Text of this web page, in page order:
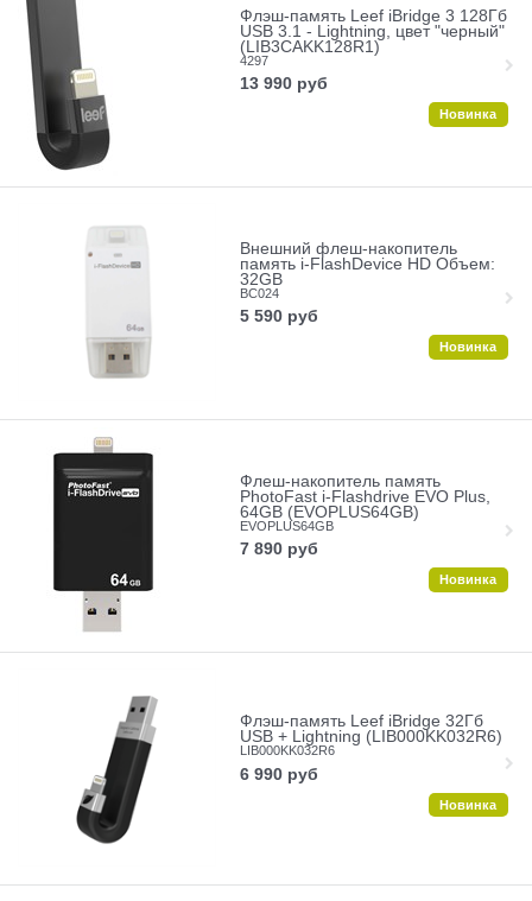
Флэш-память Leef iBridge 3 128Гб
USB 3.1 - Lightning, цвет "черный"
(LIB3CAKK128R1)
4297
13 990 руб
Новинка
Внешний флеш-накопитель
память i-FlashDevice HD Объем:
32GB
BC024
5 590 руб
Новинка
Флеш-накопитель память
PhotoFast i-Flashdrive EVO Plus,
64GB (EVOPLUS64GB)
EVOPLUS64GB
7 890 руб
Новинка
Флэш-память Leef iBridge 32Гб
USB + Lightning (LIB000KK032R6)
LIB000KK032R6
6 990 руб
Новинка